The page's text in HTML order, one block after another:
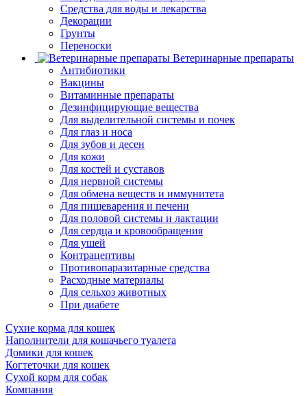
Средства для воды и лекарства
Декорации
Грунты
Переноски
Ветеринарные препараты
Антибиотики
Вакцины
Витаминные препараты
Дезинфицирующие вещества
Для выделительной системы и почек
Для глаз и носа
Для зубов и десен
Для кожи
Для костей и суставов
Для нервной системы
Для обмена веществ и иммунитета
Для пищеварения и печени
Для половой системы и лактации
Для сердца и кровообращения
Для ушей
Контрацептивы
Противопаразитарные средства
Расходные материалы
Для сельхоз животных
При диабете
Сухие корма для кошек
Наполнители для кошачьего туалета
Домики для кошек
Когтеточки для кошек
Сухой корм для собак
Компания